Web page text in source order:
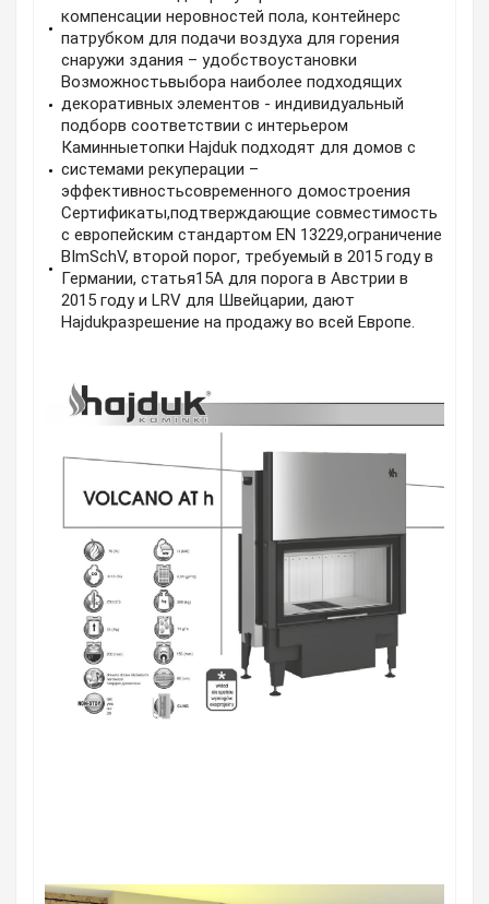
компенсации неровностей пола, контейнерс
патрубком для подачи воздуха для горения
снаружи здания – удобствоустановки
Возможностьвыбора наиболее подходящих
декоративных элементов - индивидуальный
подборв соответствии с интерьером
Каминныетопки Hajduk подходят для домов с
системами рекуперации –
эффективностьсовременного домостроения
Сертификаты,подтверждающие совместимость
с европейским стандартом EN 13229,ограничение
BImSchV, второй порог, требуемый в 2015 году в
Германии, статья15A для порога в Австрии в
2015 году и LRV для Швейцарии, дают
Hajdukразрешение на продажу во всей Европе.